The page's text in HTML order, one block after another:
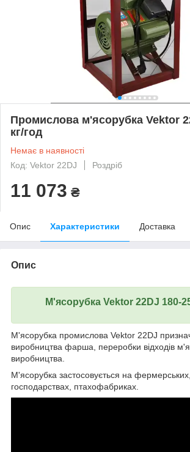
Промислова м'ясорубка Vektor
кг/год
Немає в наявності
Код: Vektor 22DJ
Роздріб
11 073 ₴
Опис Характеристики Доставка
Опис
М'ясорубка Vektor 22DJ 180-
М'ясорубка промислова Vektor 22DJ
виробництва фарша, переробки відходів
виробництва.
М'ясорубка застосовується на
господарствах, птахофабриках.